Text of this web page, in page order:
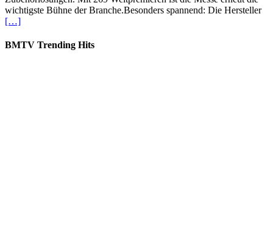
wichtigste Bühne der Branche.Besonders spannend: Die Hersteller
[…]
BMTV Trending Hits